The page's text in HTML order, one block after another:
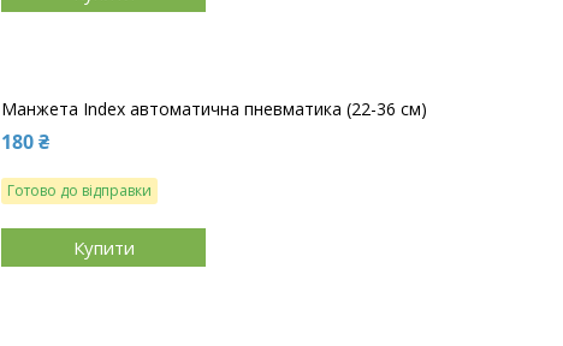
Манжета Index автоматична пневматика (22-36 см)
180 ₴
Готово до відправки
Купити